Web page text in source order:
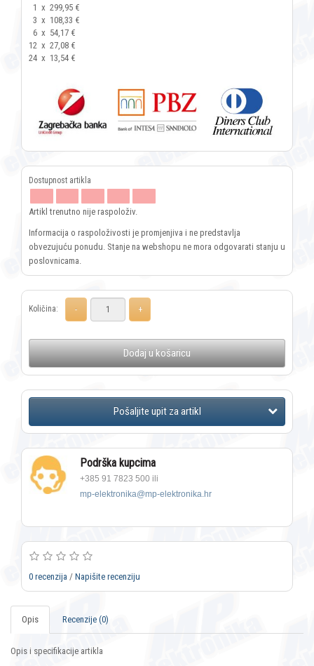
1 x 299,95 €
3 x 108,33 €
6 x 54,17 €
12 x 27,08 €
24 x 13,54 €
Artikl trenutno nije raspoloživ.
Informacija o raspoloživosti je promjenjiva i ne predstavlja
obvezujuću ponudu. Stanje na webshopu ne mora odgovarati stanju u
poslovnicama.
Količina:
Dodaj u košaricu
Podrška kupcima
+385 91 7823 500 ili
mp-elektronika@mp-elektronika.hr
0 recenzija / Napišite recenziju
Opis Recenzije (0)
Opis i specifikacije artikla